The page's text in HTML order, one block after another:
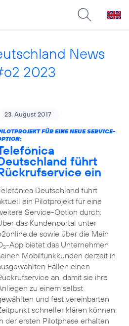
News
2023
23. August 2017
FÜR EINE NEUE SERVICE-
führt
ein
Deutschland führt
ein Pilotprojekt für eine
Service-Option durch:
das Kundenportal unter
sowie über die Mein
2-App bietet das Unternehmen
Mobilfunkkunden derzeit in
Fällen einen
an, damit sie ihre
zu einem selbst
und fest vereinbarten
schneller klären können.
der ersten Pilotphase erhalten